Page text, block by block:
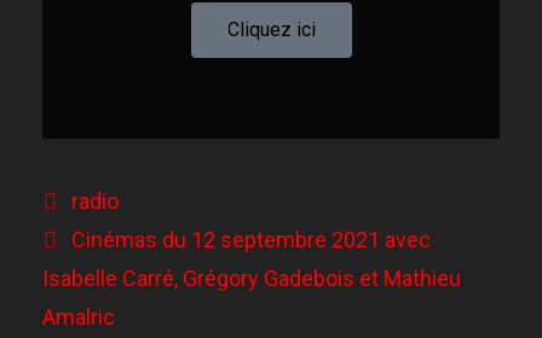
Cliquez ici
radio
Cinémas du 12 septembre 2021 avec
Isabelle Carré, Grégory Gadebois et Mathieu
Amalric